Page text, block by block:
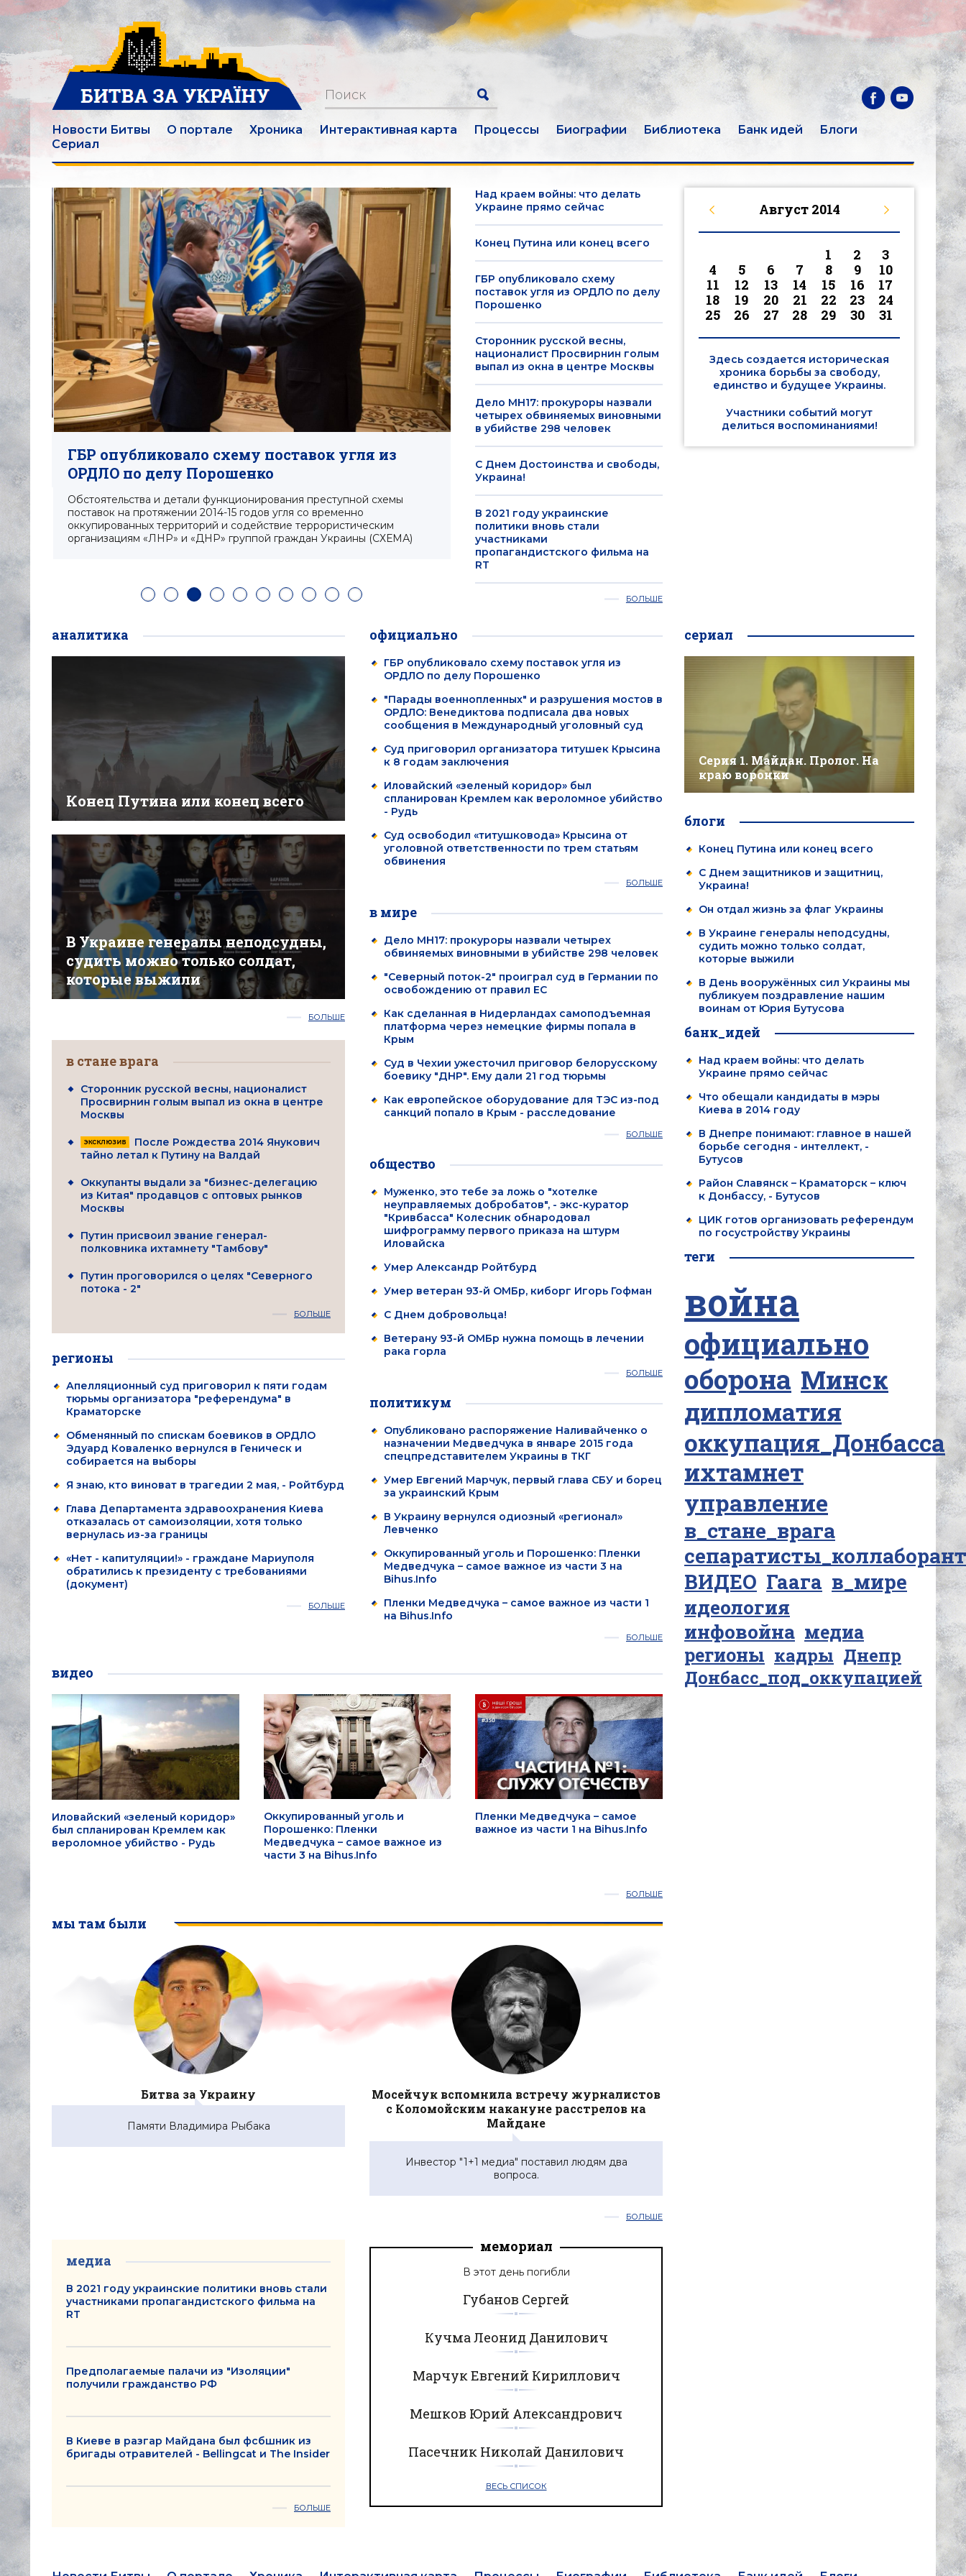
Новости Битвы О портале Хроника Интерактивная карта Процессы Биографии Библиотека Банк идей
Блоги
Сериал
ГБР опубликовало схему поставок угля из
ОРДЛО по делу Порошенко
Обстоятельства и детали функционирования преступной схемы
поставок на протяжении 2014-15 годов угля со временно
оккупированных территорий и содействие террористическим
организациям «ЛНР» и «ДНР» группой граждан Украины (СХЕМА)
Сторонник русской весны, националист
Просвирнин голым выпал из окна в центре
Москвы
Егор Просвирнин погиб на месте. Ему было 35 лет.
Дело MH17:
Гиркин,
ответственность
Над краем войны: что делать
Украине прямо сейчас
Конец Путина или конец всего
ГБР опубликовало схему
поставок угля из ОРДЛО по делу
Порошенко
Сторонник русской весны,
националист Просвирнин голым
выпал из окна в центре Москвы
Дело MH17: прокуроры назвали
четырех обвиняемых виновными
в убийстве 298 человек
С Днем Достоинства и свободы,
Украина!
В 2021 году украинские
политики вновь стали
участниками
пропагандистского фильма на
RT
БОЛЬШЕ
Август 2014
1 2
3
4
5 6 7 8 9
10
11
12 13 14 15 16
17
18
19 20 21 22 23
24
25
26 27 28 29 30 31
Здесь создается историческая
хроника борьбы за свободу,
единство и будущее Украины.
Участники событий могут
делиться воспоминаниями!
аналитика
Конец Путина или конец всего
В Украине генералы неподсудны,
судить можно только солдат,
которые выжили
БОЛЬШЕ
в стане врага
Сторонник русской весны, националист
Просвирнин голым выпал из окна в центре
Москвы
После Рождества 2014 Янукович
тайно летал к Путину на Валдай
Оккупанты выдали за "бизнес-делегацию
из Китая" продавцов с оптовых рынков
Москвы
Путин присвоил звание генерал-
полковника ихтамнету "Тамбову"
Путин проговорился о целях "Северного
потока - 2"
БОЛЬШЕ
регионы
Апелляционный суд приговорил к пяти годам
тюрьмы организатора "референдума" в
Краматорске
Обменянный по спискам боевиков в ОРДЛО
Эдуард Коваленко вернулся в Геническ и
собирается на выборы
Я знаю, кто виноват в трагедии 2 мая, - Ройтбурд
Глава Департамента здравоохранения Киева
отказалась от самоизоляции, хотя только
вернулась из-за границы
«Нет - капитуляции!» - граждане Мариуполя
обратились к президенту с требованиями
(документ)
БОЛЬШЕ
официально
ГБР опубликовало схему поставок угля из
ОРДЛО по делу Порошенко
"Парады военнопленных" и разрушения мостов в
ОРДЛО: Венедиктова подписала два новых
сообщения в Международный уголовный суд
Суд приговорил организатора титушек Крысина
к 8 годам заключения
Иловайский «зеленый коридор» был
спланирован Кремлем как вероломное убийство
- Рудь
Суд освободил «титушковода» Крысина от
уголовной ответственности по трем статьям
обвинения
БОЛЬШЕ
в мире
Дело MH17: прокуроры назвали четырех
обвиняемых виновными в убийстве 298 человек
"Северный поток-2" проиграл суд в Германии по
освобождению от правил ЕС
Как сделанная в Нидерландах самоподъемная
платформа через немецкие фирмы попала в
Крым
Суд в Чехии ужесточил приговор белорусскому
боевику "ДНР". Ему дали 21 год тюрьмы
Как европейское оборудование для ТЭС из-под
санкций попало в Крым - расследование
БОЛЬШЕ
общество
Муженко, это тебе за ложь о "хотелке
неуправляемых добробатов", - экс-куратор
"Кривбасса" Колесник обнародовал
шифрограмму первого приказа на штурм
Иловайска
Умер Александр Ройтбурд
Умер ветеран 93-й ОМБр, киборг Игорь Гофман
С Днем добровольца!
Ветерану 93-й ОМБр нужна помощь в лечении
рака горла
БОЛЬШЕ
политикум
Опубликовано распоряжение Наливайченко о
назначении Медведчука в январе 2015 года
спецпредставителем Украины в ТКГ
Умер Евгений Марчук, первый глава СБУ и борец
за украинский Крым
В Украину вернулся одиозный «регионал»
Левченко
Оккупированный уголь и Порошенко: Пленки
Медведчука – самое важное из части 3 на
Bihus.Info
Пленки Медведчука – самое важное из части 1
на Bihus.Info
БОЛЬШЕ
видео
Иловайский «зеленый коридор»
был спланирован Кремлем как
вероломное убийство - Рудь
Оккупированный уголь и
Порошенко: Пленки
Медведчука – самое важное из
части 3 на Bihus.Info
Пленки Медведчука – самое
важное из части 1 на Bihus.Info
БОЛЬШЕ
мы там были
Битва за Украину
Памяти Владимира Рыбака
Мосейчук вспомнила встречу журналистов
с Коломойским накануне расстрелов на
Майдане
Инвестор "1+1 медиа" поставил людям два
вопроса.
БОЛЬШЕ
медиа
В 2021 году украинские политики вновь стали
участниками пропагандистского фильма на
RT
Предполагаемые палачи из "Изоляции"
получили гражданство РФ
В Киеве в разгар Майдана был фсбшник из
бригады отравителей - Bellingcat и The Insider
БОЛЬШЕ
мемориал
В этот день погибли
Губанов Сергей
Кучма Леонид Данилович
Марчук Евгений Кириллович
Мешков Юрий Александрович
Пасечник Николай Данилович
ВЕСЬ СПИСОК
сериал
Серия 1. Майдан. Пролог. На
краю воронки
блоги
Конец Путина или конец всего
С Днем защитников и защитниц,
Украина!
Он отдал жизнь за флаг Украины
В Украине генералы неподсудны,
судить можно только солдат,
которые выжили
В День вооружённых сил Украины мы
публикуем поздравление нашим
воинам от Юрия Бутусова
банк_идей
Над краем войны: что делать
Украине прямо сейчас
Что обещали кандидаты в мэры
Киева в 2014 году
В Днепре понимают: главное в нашей
борьбе сегодня - интеллект, -
Бутусов
Район Славянск – Краматорск – ключ
к Донбассу, - Бутусов
ЦИК готов организовать референдум
по госустройству Украины
теги
война
официально
оборона Минск
дипломатия
оккупация_Донбасса
ихтамнет
управление
в_стане_врага
ВИДЕО Гаага в_мире
идеология
инфовойна медиа
регионы кадры Днепр
Донбасс_под_оккупацией